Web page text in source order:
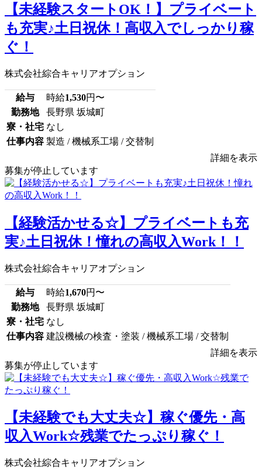
【未経験スタートOK！】プライベート
も充実♪土日祝休！高収入でしっかり稼
ぐ！
株式会社綜合キャリアオプション
給与 時給1,530円〜
勤務地
長野県 坂城町
寮・社宅 なし
仕事内容 製造 / 機械系工場 / 交替制
詳細を表示
募集が停止しています
【経験活かせる☆】プライベートも充
実♪土日祝休！憧れの高収入Work！！
株式会社綜合キャリアオプション
給与 時給1,670円〜
勤務地
長野県 坂城町
寮・社宅 なし
仕事内容 建設機械の検査・塗装 / 機械系工場 / 交替制
詳細を表示
募集が停止しています
【未経験でも大丈夫☆】稼ぐ優先・高
収入Work☆残業でたっぷり稼ぐ！
株式会社綜合キャリアオプション